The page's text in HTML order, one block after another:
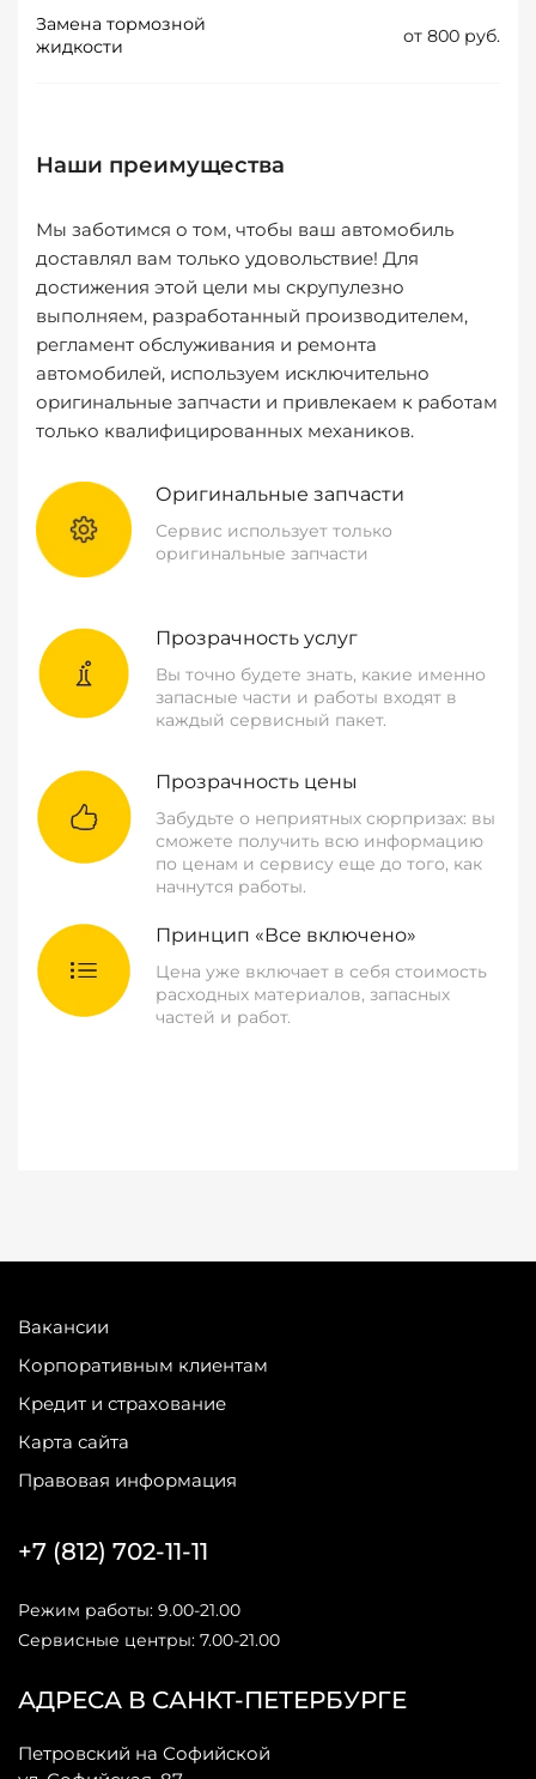
Замена тормозной
жидкости
от 800 руб.
Наши преимущества
Мы заботимся о том, чтобы ваш автомобиль
доставлял вам только удовольствие! Для
достижения этой цели мы скрупулезно
выполняем, разработанный производителем,
регламент обслуживания и ремонта
автомобилей, используем исключительно
оригинальные запчасти и привлекаем к работам
только квалифицированных механиков.
Оригинальные запчасти
Сервис использует только
оригинальные запчасти
Прозрачность услуг
Вы точно будете знать, какие именно
запасные части и работы входят в
каждый сервисный пакет.
Прозрачность цены
Забудьте о неприятных сюрпризах: вы
сможете получить всю информацию
по ценам и сервису еще до того, как
начнутся работы.
Принцип «Все включено»
Цена уже включает в себя стоимость
расходных материалов, запасных
частей и работ.
Вакансии
Корпоративным клиентам
Кредит и страхование
Карта сайта
Правовая информация
АДРЕСА В САНКТ-ПЕТЕРБУРГЕ
Петровский на Софийской
+7 (812) 702-11-11
Режим работы: 9.00-21.00
Сервисные центры: 7.00-21.00